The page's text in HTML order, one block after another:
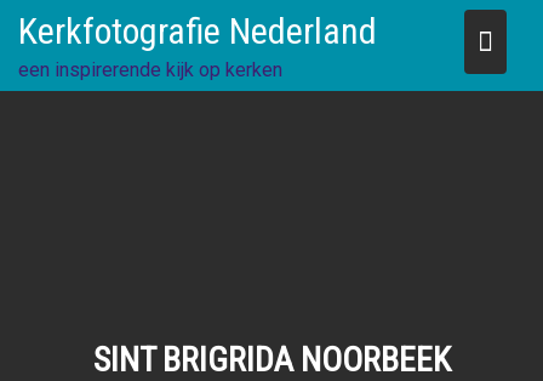
content
Kerkfotografie Nederland
een inspirerende kijk op kerken
SINT BRIGRIDA NOORBEEK